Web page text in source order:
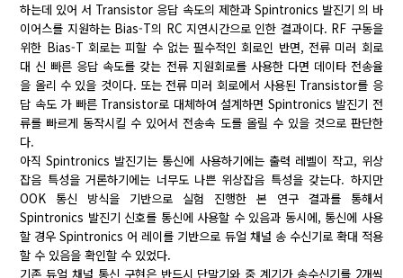
하는데 있어 서 Transistor 응답 속도의 제한과 Spintronics 발진기 의 바
이어스를 지원하는 Bias-T의 RC 지연시간으로 인한 결과이다. RF 구동을
위한 Bias-T 회로는 피할 수 없는 필수적인 회로인 반면, 전류 미러 회로
대 신 빠른 응답 속도를 갖는 전류 지원회로를 사용한 다면 데이타 전송율
을 올리 수 있을 것이다. 또는 전류 미러 회로에서 사용된 Transistor를 응
답 속도 가 빠른 Transistor로 대체하여 설계하면 Spintronics 발진기 전
류를 빠르게 동작시킬 수 있어서 전송속 도를 올릴 수 있을 것으로 판단한
다.
아직 Spintronics 발진기는 통신에 사용하기에는 출력 레벨이 작고, 위상
잡음 특성을 거론하기에는 너무도 나쁜 위상잡음 특성을 갖는다. 하지만
OOK 통신 방식을 기반으로 실험 진행한 본 연구 결과를 통해서
Spintronics 발진기 신호를 통신에 사용할 수 있음과 동시에, 통신에 사용
할 경우 Spintronics 어 레이를 기반으로 듀얼 채널 송 수신기로 확대 적용
할 수 있음을 확인할 수 있었다.
기존 듀얼 채널 통신 구현은 반드시 단말기와 중 계기가 송수신기를 2개씩